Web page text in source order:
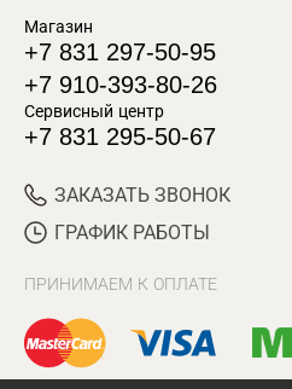
Магазин
+7 831 297-50-95
+7 910-393-80-26
Сервисный центр
+7 831 295-50-67
ЗАКАЗАТЬ ЗВОНОК
ГРАФИК РАБОТЫ
ПРИНИМАЕМ К ОПЛАТЕ